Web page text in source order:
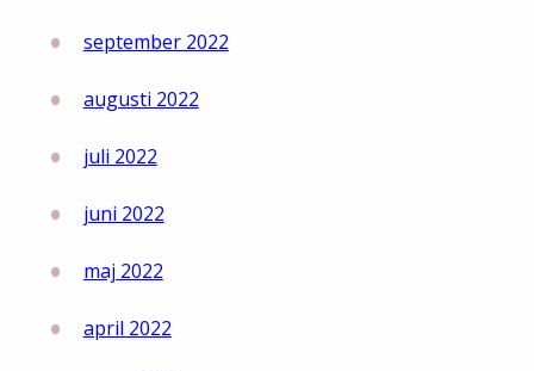
september 2022
augusti 2022
juli 2022
juni 2022
maj 2022
april 2022